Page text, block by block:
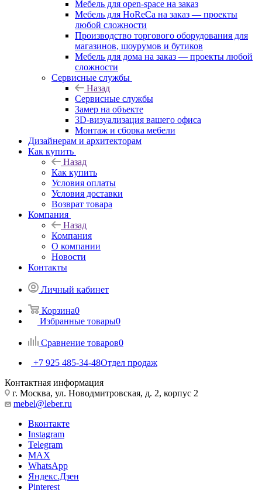
Мебель для open-space на заказ
Мебель для HoReCa на заказ — проекты
любой сложности
Производство торгового оборудования для
магазинов, шоурумов и бутиков
Мебель для дома на заказ — проекты любой
сложности
Сервисные службы
Назад
Сервисные службы
Замер на объекте
3D-визуализация вашего офиса
Монтаж и сборка мебели
Дизайнерам и архитекторам
Как купить
Назад
Как купить
Условия оплаты
Условия доставки
Возврат товара
Компания
Назад
Компания
О компании
Новости
Контакты
Личный кабинет
Корзина0
Избранные товары0
Сравнение товаров0
+7 925 485-34-48Отдел продаж
Контактная информация
г. Москва, ул. Новодмитровская, д. 2, корпус 2
mebel@leber.ru
Вконтакте
Instagram
Telegram
MAX
WhatsApp
Яндекс.Дзен
Pinterest